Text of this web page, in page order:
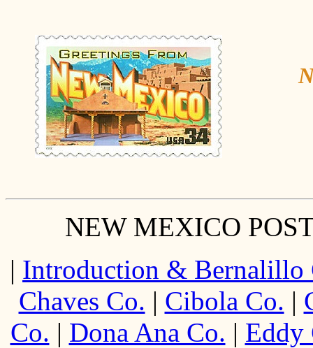
NEW MEXICO
| Introduction & Bernalillo
Chaves Co. | Cibola Co. |
Co. | Dona Ana Co. | Eddy